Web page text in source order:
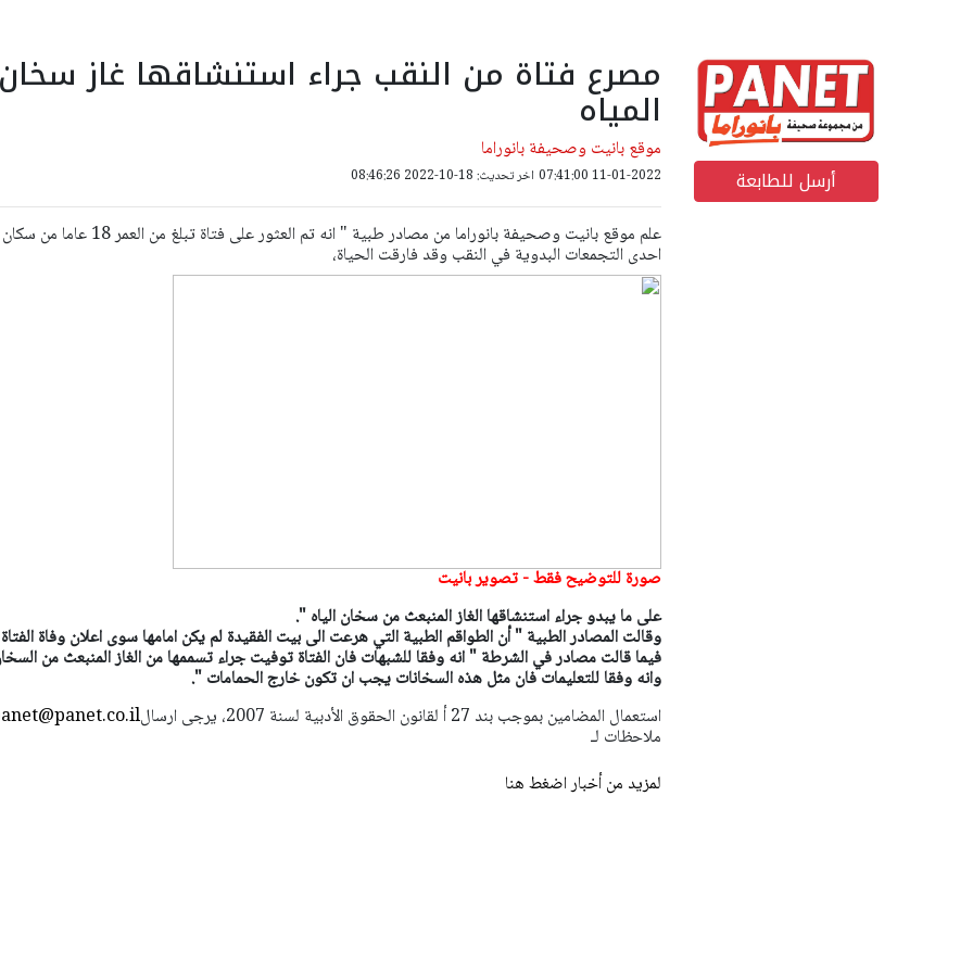
أرسل للطابعة
مصرع فتاة من النقب جراء استنشاقها غاز سخان
المياه
موقع بانيت وصحيفة بانوراما
11-01-2022 07:41:00 اخر تحديث: 18-10-2022 08:46:26
علم موقع بانيت وصحيفة بانوراما من مصادر طبية " انه تم العثور على فتاة تبلغ من العمر 18 عاما من سكان
احدى التجمعات البدوية في النقب وقد فارقت الحياة،
صورة للتوضيح فقط - تصوير بانيت
على ما يبدو جراء استنشاقها الغاز المنبعث من سخان الياه ".
وقالت المصادر الطبية " أن الطواقم الطبية التي هرعت الى بيت الفقيدة لم يكن امامها سوى اعلان وفاة
فيما قالت مصادر في الشرطة " انه وفقا للشبهات فان الفتاة توفيت جراء تسممها من الغاز المنبعث من
وانه وفقا للتعليمات فان مثل هذه السخانات يجب ان تكون خارج الحمامات ".
استعمال المضامين بموجب بند 27 أ لقانون الحقوق الأدبية لسنة 2007، يرجى ارسال
ملاحظات لـ
لمزيد من أخبار اضغط هنا